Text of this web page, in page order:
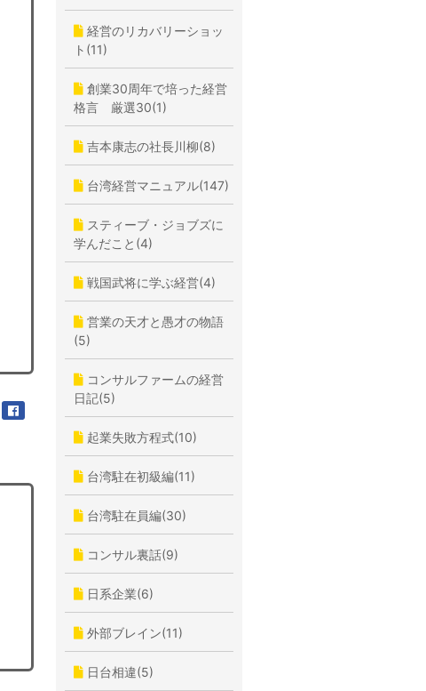
経営のリカバリーショッ
ト(11)
創業30周年で培った経営
格言 厳選30(1)
吉本康志の社長川柳(8)
台湾経営マニュアル(147)
スティーブ・ジョブズに
学んだこと(4)
戦国武将に学ぶ経営(4)
営業の天才と愚才の物語
(5)
コンサルファームの経営
日記(5)
起業失敗方程式(10)
台湾駐在初級編(11)
台湾駐在員編(30)
コンサル裏話(9)
日系企業(6)
外部ブレイン(11)
日台相違(5)